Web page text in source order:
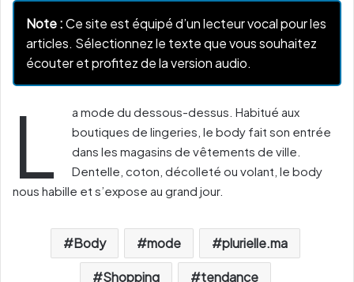
Note :Ce site est équipé d’un lecteur vocal pour les
articles. Sélectionnez le texte que vous souhaitez
écouter et profitez de la version audio.
L
a mode du dessous-dessus. Habitué aux
boutiques de lingeries, le body fait son entrée
dans les magasins de vêtements de ville.
Dentelle, coton, décolleté ou volant, le body
nous habille et s’expose au grand jour.
Body mode plurielle.ma
Shopping tendance